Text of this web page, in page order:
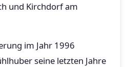
und Kirchdorf am
im Jahr 1996
seine letzten Jahre